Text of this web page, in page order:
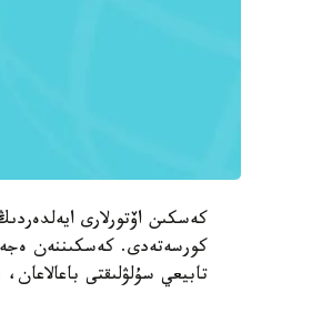
كەسكىن اۆتورلارى
كورسەتەدى. كەسكىننەن
تابيعي سۇلۋلىقتى